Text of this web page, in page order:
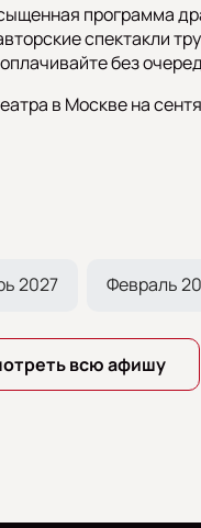
программа
спектакли
без
в Москве на
2027 Февраль
всю афишу